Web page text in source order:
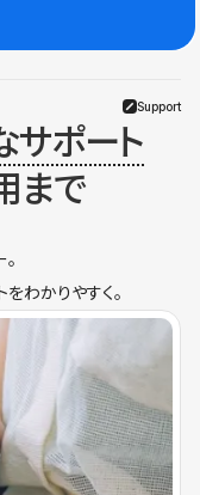
Support
サポート
まで
わかりやすく。